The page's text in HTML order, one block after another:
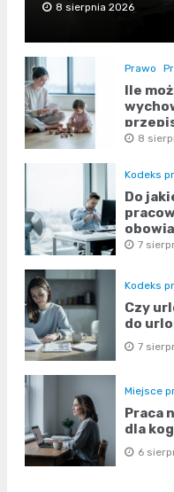
8 sierpnia 2026
Prawo
Ile
8
Kodeks
Do
7
Kodeks
Czy
do
7
Miejsce
Praca
dla
6